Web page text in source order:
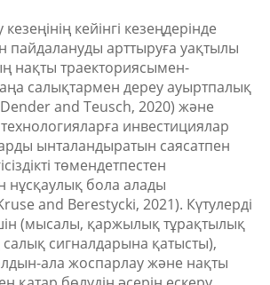
кейінгі кезеңдерінде
пайдалануды арттыруға уақтылы
нақты траекториясымен-
салықтармен дереу ауыртпалық
Dender and Teusch, 2020) және
инвестициялар
ынталандыратын саясатпен
төмендетпестен
нұсқаулық бола алады
and Berestycki, 2021). Күтулерді
(мысалы, қаржылық тұрақтылық
сигналдарына қатысты),
ала жоспарлау және нақты